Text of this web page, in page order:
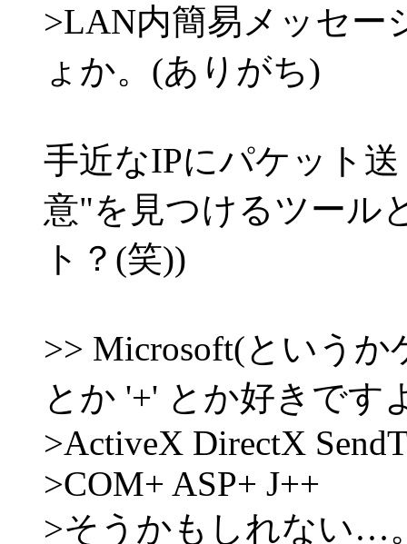
>LAN内簡易メッセー
ょか。(ありがち)
手近なIPにパケット
意"を見つけるツール
ト？(笑))
>> Microsoft(という
とか '+' とか好きです
>ActiveX DirectX
>COM+ ASP+ J++
>そうかもしれない…